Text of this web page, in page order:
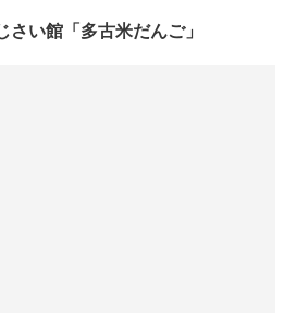
い館「多古米だんご」